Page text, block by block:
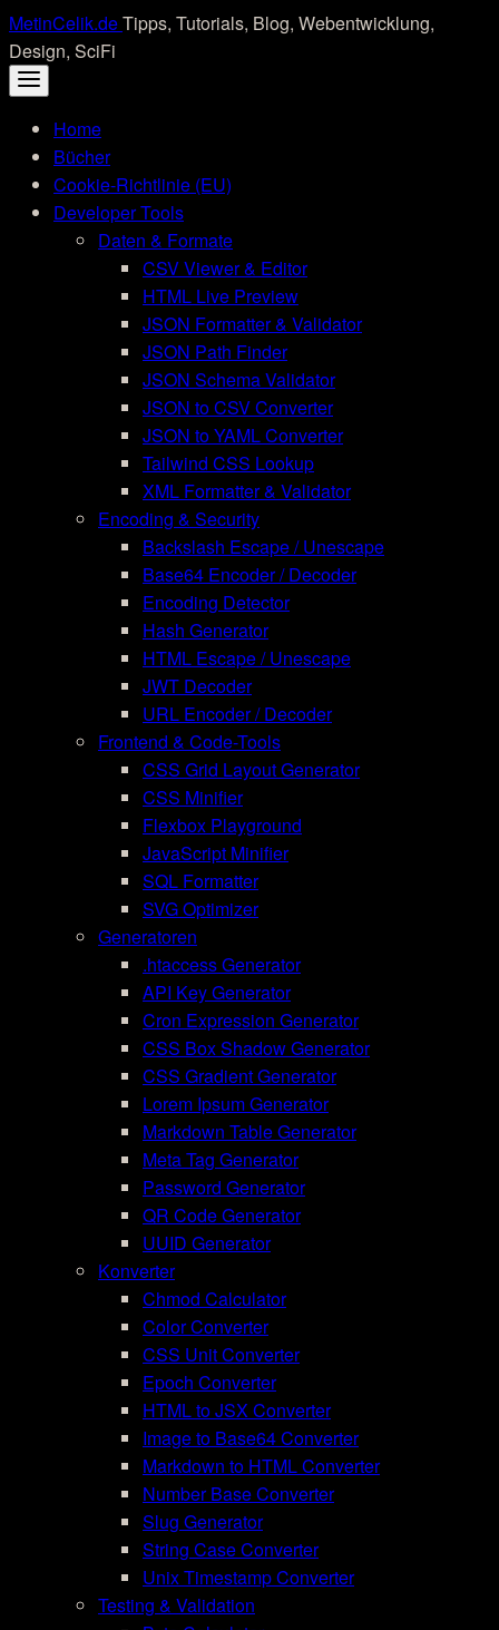
Skip
to
content
MetinCelik.deTipps, Tutorials, Blog, Webentwicklung,
Design, SciFi
Home
Bücher
Cookie-Richtlinie (EU)
Developer Tools
Daten & Formate
CSV Viewer & Editor
HTML Live Preview
JSON Formatter & Validator
JSON Path Finder
JSON Schema Validator
JSON to CSV Converter
JSON to YAML Converter
Tailwind CSS Lookup
XML Formatter & Validator
Encoding & Security
Backslash Escape / Unescape
Base64 Encoder / Decoder
Encoding Detector
Hash Generator
HTML Escape / Unescape
JWT Decoder
URL Encoder / Decoder
Frontend & Code-Tools
CSS Grid Layout Generator
CSS Minifier
Flexbox Playground
JavaScript Minifier
SQL Formatter
SVG Optimizer
Generatoren
.htaccess Generator
API Key Generator
Cron Expression Generator
CSS Box Shadow Generator
CSS Gradient Generator
Lorem Ipsum Generator
Markdown Table Generator
Meta Tag Generator
Password Generator
QR Code Generator
UUID Generator
Konverter
Chmod Calculator
Color Converter
CSS Unit Converter
Epoch Converter
HTML to JSX Converter
Image to Base64 Converter
Markdown to HTML Converter
Number Base Converter
Slug Generator
String Case Converter
Unix Timestamp Converter
Testing & Validation